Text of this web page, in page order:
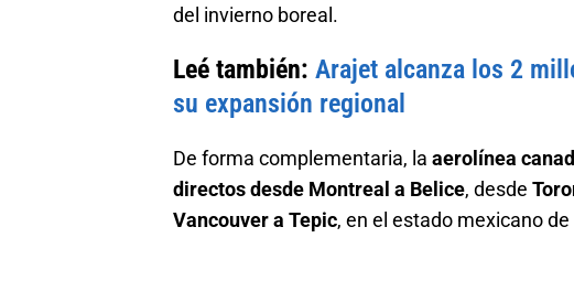
del invierno boreal.
Leé también: Arajet alcanza los 2
su expansión regional
De forma complementaria, la aerolínea
directos desde Montreal a Belice, desde
Vancouver a Tepic, en el estado mexicano de